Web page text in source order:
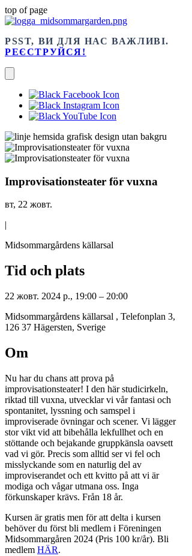
top of page
PSST, ВИ ДЛЯ НАС ВАЖЛИВІ.
РЕЄСТРУЙСЯ!
Improvisationsteater för vuxna
вт, 22 жовт.
|
Midsommargårdens källarsal
Tid och plats
22 жовт. 2024 р., 19:00 – 20:00
Midsommargårdens källarsal , Telefonplan 3,
126 37 Hägersten, Sverige
Om
Nu har du chans att prova på
improvisationsteater! I den här studicirkeln,
riktad till vuxna, utvecklar vi vår fantasi och
spontanitet, lyssning och samspel i
improviserade övningar och scener. Vi lägger
stor vikt vid att bibehålla lekfullhet och en
stöttande och bejakande gruppkänsla oavsett
vad vi gör. Precis som alltid ser vi fel och
misslyckande som en naturlig del av
improviserandet och ett kvitto på att vi är
modiga och vågar utmana oss. Inga
förkunskaper krävs. Från 18 år.
Kursen är gratis men för att delta i kursen
behöver du först bli medlem i Föreningen
Midsommargåren 2024 (Pris 100 kr/år). Bli
medlem HÄR.